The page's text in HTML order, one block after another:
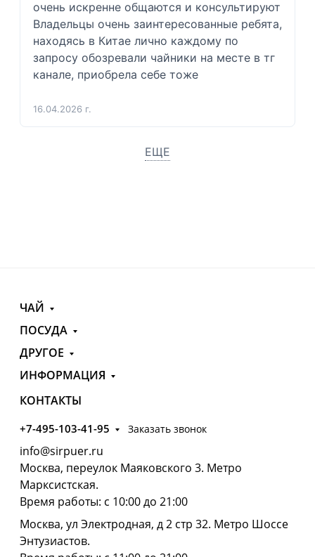
очень искренне общаются и консультируют
Владельцы очень заинтересованные ребята,
находясь в Китае лично каждому по
запросу обозревали чайники на месте в тг
канале, приобрела себе тоже
16.04.2026 г.
ЕЩЕ
ЧАЙ
ПОСУДА
ДРУГОЕ
ИНФОРМАЦИЯ
КОНТАКТЫ
+7-495-103-41-95 Заказать звонок
info@sirpuer.ru
Москва, переулок Маяковского 3. Метро
Марксистская.
Время работы: с 10:00 до 21:00
Москва, ул Электродная, д 2 стр 32. Метро Шоссе
Энтузиастов.